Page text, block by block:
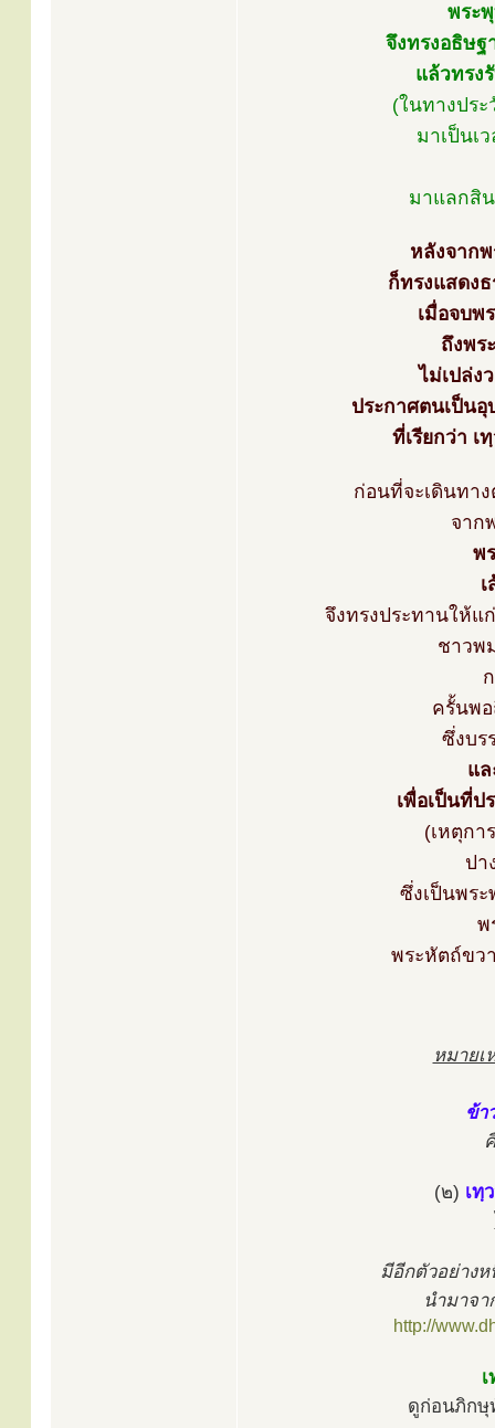
พระ
จึงทรงอธิษฐ
แล้วทรง
(ในทางปร
มาเป็นเ
มาแลกสิ
หลังจาก
ก็ทรงแสดง
เมื่อจบพ
ถึงพร
ไม่เปล่ง
ประกาศตนเป็น
ที่เรียกว่า เ
ก่อนที่จะเดินทา
จาก
พ
จึงทรงประทานให้แ
ชาวพ
ครั้นพ
ซึ่งบร
แล
เพื่อเป็นที่ป
(เหตุกา
ปา
ซึ่งเป็นพร
พ
พระหัตถ์ขว
หมายเ
ข้า
(๒) เทฺ
มีอีกตัวอย่าง
นำมาจ
http://
ดูก่อนภิกษุ